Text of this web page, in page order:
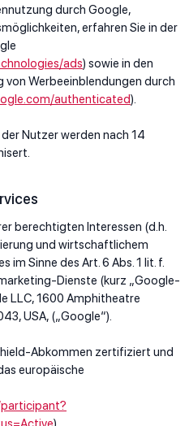
durch Google,
erfahren Sie in der
ads) sowie in den
von Werbeeinblendungen durch
authenticated).
Nutzer werden nach 14
berechtigten Interessen (d.h.
und wirtschaftlichem
im Sinne des Art. 6 Abs. 1 lit. f.
Dienste (kurz „Google-
LLC, 1600 Amphitheatre
USA, („Google“).
Abkommen zertifiziert und
europäische